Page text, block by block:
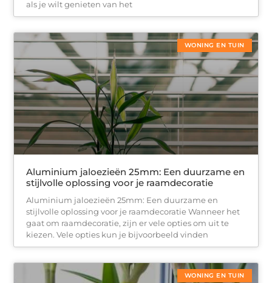
als je wilt genieten van het
WONING EN TUIN
Aluminium jaloezieën 25mm: Een duurzame en
stijlvolle oplossing voor je raamdecoratie
Aluminium jaloezieën 25mm: Een duurzame en
stijlvolle oplossing voor je raamdecoratie Wanneer het
gaat om raamdecoratie, zijn er vele opties om uit te
kiezen. Vele opties kun je bijvoorbeeld vinden
WONING EN TUIN